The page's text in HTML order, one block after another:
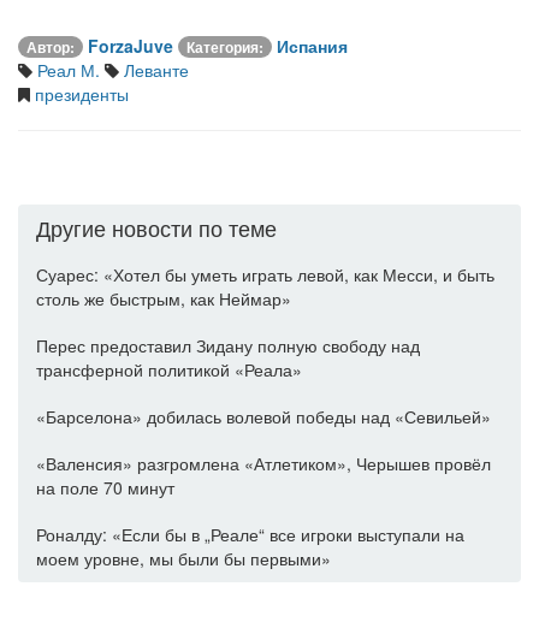
Автор: ForzaJuve Категория:
Испания
Реал М.
Леванте
президенты
Другие новости по теме
Суарес: «Хотел бы уметь играть левой, как Месси, и быть
столь же быстрым, как Неймар»
Перес предоставил Зидану полную свободу над
трансферной политикой «Реала»
«Барселона» добилась волевой победы над «Севильей»
«Валенсия» разгромлена «Атлетиком», Черышев провёл
на поле 70 минут
Роналду: «Если бы в „Реале“ все игроки выступали на
моем уровне, мы были бы первыми»